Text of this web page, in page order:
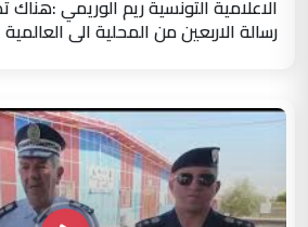
الاعلامية التونسية ريم الوريمي
رسالة الاربعين من المحلية الى العالمية